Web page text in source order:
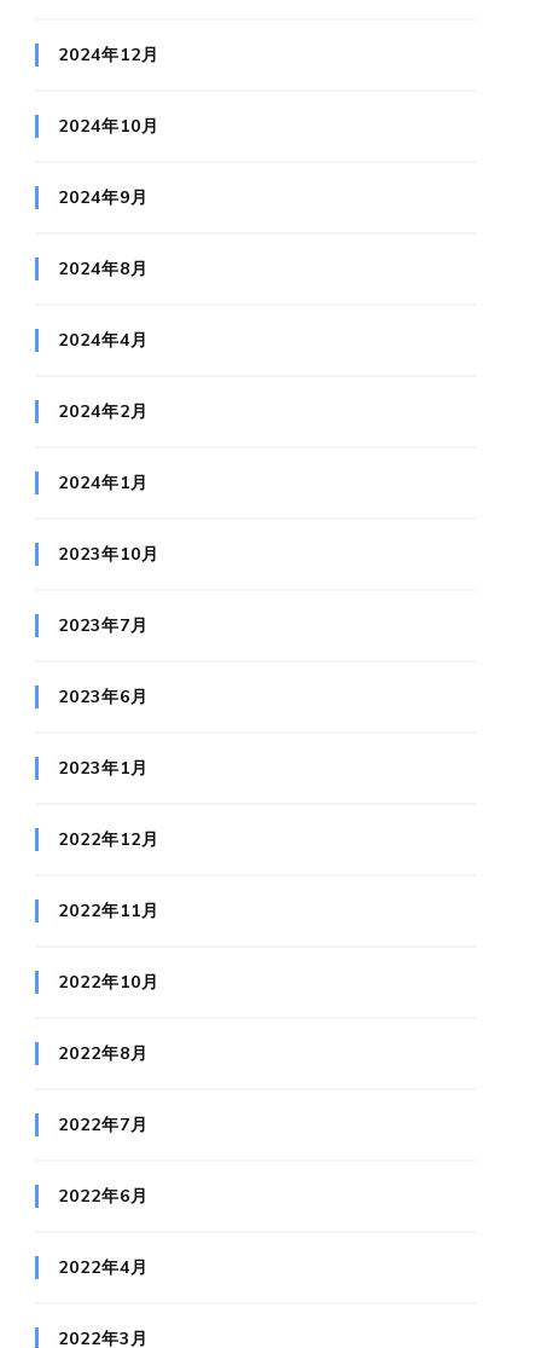
2024年12月
2024年10月
2024年9月
2024年8月
2024年4月
2024年2月
2024年1月
2023年10月
2023年7月
2023年6月
2023年1月
2022年12月
2022年11月
2022年10月
2022年8月
2022年7月
2022年6月
2022年4月
2022年3月